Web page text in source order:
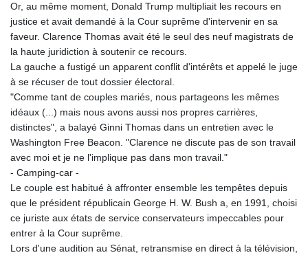
Or, au même moment, Donald Trump multipliait les recours en
justice et avait demandé à la Cour suprême d'intervenir en sa
faveur. Clarence Thomas avait été le seul des neuf magistrats de
la haute juridiction à soutenir ce recours.
La gauche a fustigé un apparent conflit d'intérêts et appelé le juge
à se récuser de tout dossier électoral.
"Comme tant de couples mariés, nous partageons les mêmes
idéaux (...) mais nous avons aussi nos propres carrières,
distinctes", a balayé Ginni Thomas dans un entretien avec le
Washington Free Beacon. "Clarence ne discute pas de son travail
avec moi et je ne l'implique pas dans mon travail."
- Camping-car -
Le couple est habitué à affronter ensemble les tempêtes depuis
que le président républicain George H. W. Bush a, en 1991, choisi
ce juriste aux états de service conservateurs impeccables pour
entrer à la Cour suprême.
Lors d'une audition au Sénat, retransmise en direct à la télévision,